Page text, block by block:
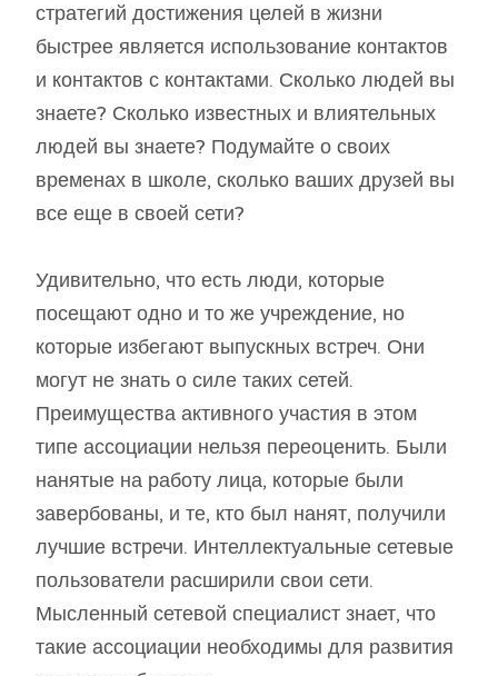
стратегий достижения целей в жизни
быстрее является использование контактов
и контактов с контактами. Сколько людей вы
знаете? Сколько известных и влиятельных
людей вы знаете? Подумайте о своих
временах в школе, сколько ваших друзей вы
все еще в своей сети?
Удивительно, что есть люди, которые
посещают одно и то же учреждение, но
которые избегают выпускных встреч. Они
могут не знать о силе таких сетей.
Преимущества активного участия в этом
типе ассоциации нельзя переоценить. Были
нанятые на работу лица, которые были
завербованы, и те, кто был нанят, получили
лучшие встречи. Интеллектуальные сетевые
пользователи расширили свои сети.
Мысленный сетевой специалист знает, что
такие ассоциации необходимы для развития